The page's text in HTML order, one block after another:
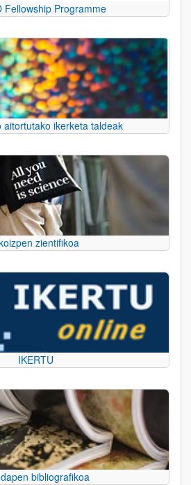
Fellowship Programme
aitortutako ikerketa taldeak
zientifikoa
IKERTU
bibliografikoa